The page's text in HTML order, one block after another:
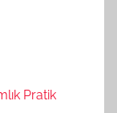
Pratik